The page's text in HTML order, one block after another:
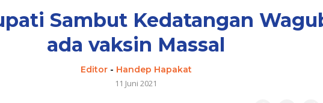
Sambut Kedatangan
ada vaksin Massal
Editor- Handep Hapakat
11 Juni 2021